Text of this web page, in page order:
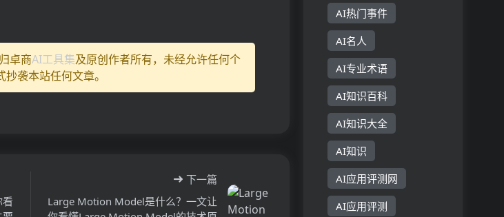
卓商AI工具集及原创作者所有，未经允许任何个
袭本站任何文章。
下一篇
Large Motion Model是什么？一文让
AI热门事件
AI名人
AI专业术语
AI知识百科
AI知识大全
AI知识
AI应用评测网
AI应用评测